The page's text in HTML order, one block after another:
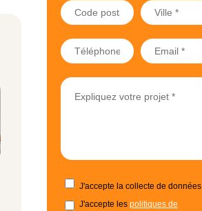
J'accepte la collecte de données
J'accepte les politiques de